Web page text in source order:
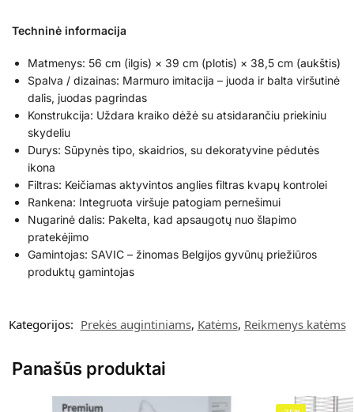
Techninė informacija
Matmenys: 56 cm (ilgis) × 39 cm (plotis) × 38,5 cm (aukštis)
Spalva / dizainas: Marmuro imitacija – juoda ir balta viršutinė
dalis, juodas pagrindas
Konstrukcija: Uždara kraiko dėžė su atsidarančiu priekiniu
skydeliu
Durys: Sūpynės tipo, skaidrios, su dekoratyvine pėdutės
ikona
Filtras: Keičiamas aktyvintos anglies filtras kvapų kontrolei
Rankena: Integruota viršuje patogiam pernešimui
Nugarinė dalis: Pakelta, kad apsaugotų nuo šlapimo
pratekėjimo
Gamintojas: SAVIC – žinomas Belgijos gyvūnų priežiūros
produktų gamintojas
Kategorijos: Prekės augintiniams, Katėms, Reikmenys katėms
Panašūs produktai